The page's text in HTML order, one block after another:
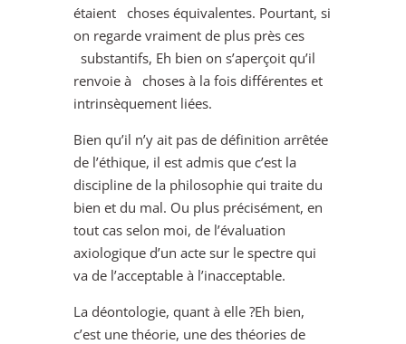
étaient choses équivalentes. Pourtant, si
on regarde vraiment de plus près ces
substantifs, Eh bien on s’aperçoit qu’il
renvoie à choses à la fois différentes et
intrinsèquement liées.
Bien qu’il n’y ait pas de définition arrêtée
de l’éthique, il est admis que c’est la
discipline de la philosophie qui traite du
bien et du mal. Ou plus précisément, en
tout cas selon moi, de l’évaluation
axiologique d’un acte sur le spectre qui
va de l’acceptable à l’inacceptable.
La déontologie, quant à elle ?Eh bien,
c’est une théorie, une des théories de